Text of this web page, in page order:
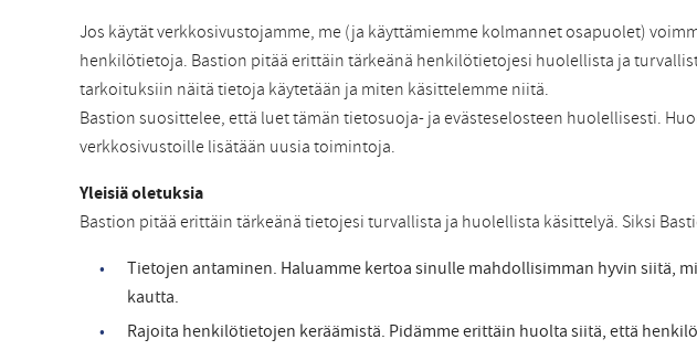
Jos käytät verkkosivustojamme, me (ja käyttämiemme kolmannet osapuolet)
henkilötietoja. Bastion pitää erittäin tärkeänä henkilötietojesi huolellista ja
tarkoituksiin näitä tietoja käytetään ja miten käsittelemme niitä.
Bastion suosittelee, että luet tämän tietosuoja- ja evästeselosteen huolellisesti.
verkkosivustoille lisätään uusia toimintoja.
Yleisiä oletuksia
Bastion pitää erittäin tärkeänä tietojesi turvallista ja huolellista käsittelyä. Siksi
Tietojen antaminen. Haluamme kertoa sinulle mahdollisimman hyvin siitä,
kautta.
Rajoita henkilötietojen keräämistä. Pidämme erittäin huolta siitä, että